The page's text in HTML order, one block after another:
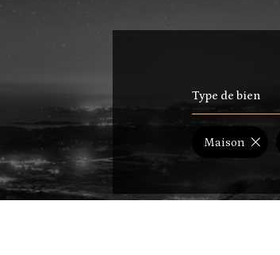
Type de bien
Maison